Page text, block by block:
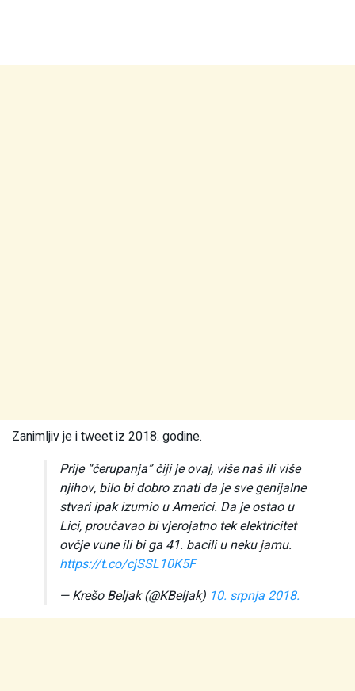
Zanimljiv je i tweet iz 2018. godine.
Prije “čerupanja” čiji je ovaj, više naš ili više
njihov, bilo bi dobro znati da je sve genijalne
stvari ipak izumio u Americi. Da je ostao u
Lici, proučavao bi vjerojatno tek elektricitet
ovčje vune ili bi ga 41. bacili u neku jamu.
https://t.co/cjSSL10K5F
— Krešo Beljak (@KBeljak) 10. srpnja 2018.